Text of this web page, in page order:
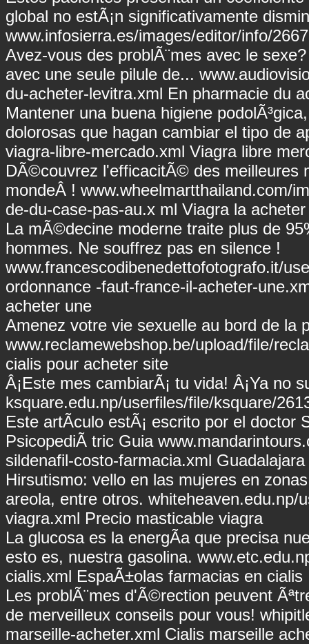
global no estÃ¡n significativamente
www.infosierra.es/images/editor/info/
Avez-vous des problÃ¨mes avec le
avec une seule pilule de...
du-acheter-levitra.xml En pharmacie du
Mantener una buena higiene
dolorosas que hagan cambiar el tipo de
viagra-libre-mercado.xml Viagra libre
DÃ©couvrez l'efficacitÃ© des
mondeÂ ! www.wheelmartthailand.com/
de-du-case-pas-au.x ml Viagra la
La mÃ©decine moderne traite plus de
hommes. Ne souffrez pas en silence !
www.francescodibenedettofotografo.it/
ordonnance -faut-france-il-acheter-
acheter une
Amenez votre vie sexuelle au bord de la
www.reclamewebshop.be/upload/file/
cialis pour acheter site
Â¡Este mes cambiarÃ¡ tu vida! Â¡Ya no
ksquare.edu.np/userfiles/file/ksquare/
Este artÃ­culo estÃ¡ escrito por el doctor
PsicopediÃ tric Guia
sildenafil-costo-farmacia.xml
Hirsutismo: vello en las mujeres en
areola, entre otros. whiteheaven.edu.np/
viagra.xml Precio masticable viagra
La glucosa es la energÃ­a que precisa
esto es, nuestra gasolina.
cialis.xml EspaÃ±olas farmacias en cialis
Les problÃ¨mes d'Ã©rection peuvent
de merveilleux conseils pour vous!
marseille-acheter.xml Cialis marseille